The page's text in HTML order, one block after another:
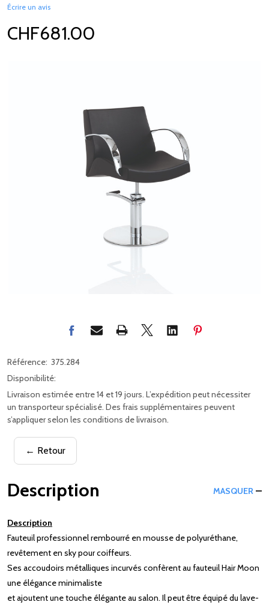
Écrire un avis
CHF681.00
Référence: 375.284
Disponibilité:
Livraison estimée entre 14 et 19 jours. L’expédition peut nécessiter
un transporteur spécialisé. Des frais supplémentaires peuvent
s’appliquer selon les conditions de livraison.
← Retour
Description MASQUER
Description
Fauteuil professionnel rembourré en mousse de polyuréthane,
revêtement en sky pour coiffeurs.
Ses accoudoirs métalliques incurvés confèrent au fauteuil Hair Moon
une élégance minimaliste
et ajoutent une touche élégante au salon. Il peut être équipé du lave-